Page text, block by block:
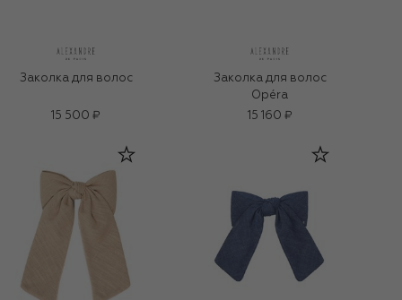
Заколка для волос
15 500 ₽
Заколка для волос
Opéra
15 160 ₽